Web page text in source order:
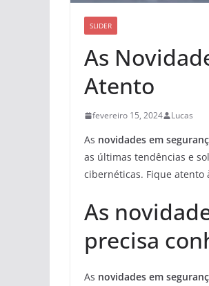
SLIDER
As
Atento
fevereiro 15, 2024 Lucas
As novidades em
as últimas tendências e
cibernéticas. Fique atento
As
precisa
As novidades em